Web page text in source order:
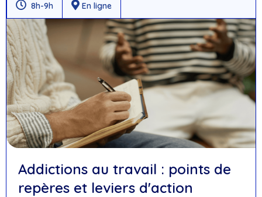
8h-9h En ligne
Addictions au travail : points de
repères et leviers d'action